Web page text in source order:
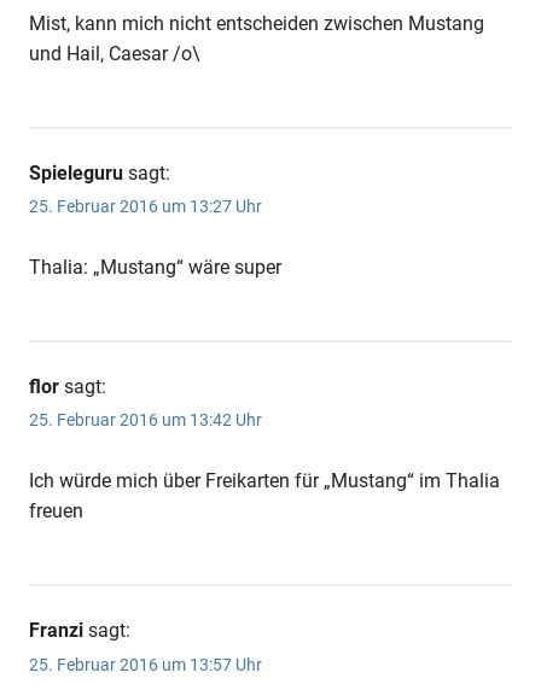
Mist, kann mich nicht entscheiden zwischen Mustang
und Hail, Caesar /o\
Spieleguru sagt:
25. Februar 2016 um 13:27 Uhr
Thalia: „Mustang“ wäre super
flor sagt:
25. Februar 2016 um 13:42 Uhr
Ich würde mich über Freikarten für „Mustang“ im Thalia
freuen
Franzi sagt:
25. Februar 2016 um 13:57 Uhr